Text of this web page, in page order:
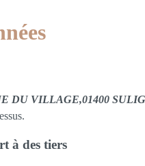
DU VILLAGE,01400
à des tiers